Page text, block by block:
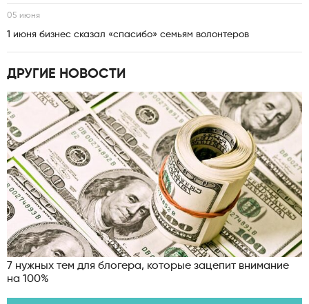
05 июня
1 июня бизнес сказал «спасибо» семьям волонтеров
ДРУГИЕ НОВОСТИ
7 нужных тем для блогера, которые зацепит внимание
на 100%